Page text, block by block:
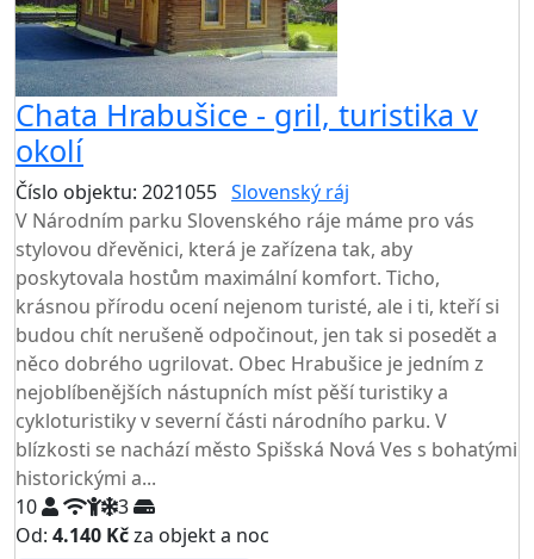
Chata Hrabušice - gril, turistika v
okolí
Číslo objektu: 2021055 Slovenský ráj
V Národním parku Slovenského ráje máme pro vás
stylovou dřevěnici, která je zařízena tak, aby
poskytovala hostům maximální komfort. Ticho,
krásnou přírodu ocení nejenom turisté, ale i ti, kteří si
budou chít nerušeně odpočinout, jen tak si posedět a
něco dobrého ugrilovat. Obec Hrabušice je jedním z
nejoblíbenějších nástupních míst pěší turistiky a
cykloturistiky v severní části národního parku. V
blízkosti se nachází město Spišská Nová Ves s bohatými
historickými a...
10
3
Od: 4.140 Kčza objekt a noc